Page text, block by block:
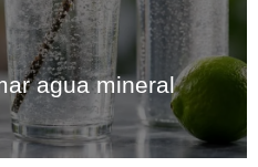
agua mineral